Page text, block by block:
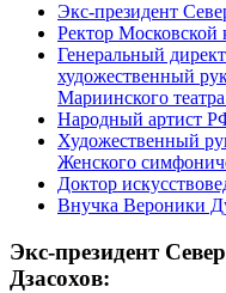
Экс-президент
Ректор Московской
Генеральный
художественный
Мариинского
Народный артист
Художественный
Женского
Доктор
Внучка Вероники
Экс-президент
Дзасохов: